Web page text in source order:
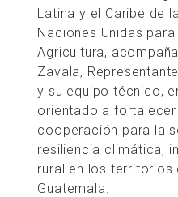
Latina y el Caribe de
Naciones Unidas
Agricultura,
Zavala,
y su equipo técnico,
orientado a
cooperación para la
resiliencia climática,
rural en los territorios
Guatemala.